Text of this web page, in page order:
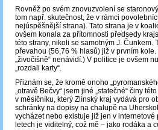
Rovněž po svém znovuzvolení se
tom např. skutečnost, že v rámci
nejúspěšnější strana). Tato strana je v
ovšem konala za přítomnosti předsedy
této strany, nikoli se samotným J.
převahou (56,76 % hlasů) již v prvním
„živočišně“ nenávidí.) V politice je ovšem
„rozdali karty“.
Přiznám se, že kromě onoho
„otravě Bečvy“ jsem jiné „statečné“ činy
v měsíčníku, který Zlínský kraj vydává pro
schránky na dopisy na chalupě na
vycházet nebo existuje již jen v
letech je viditelný, což mě – jako rodáka a